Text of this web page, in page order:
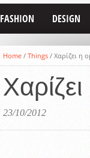
FASHION DESIGN
Home / Things / Χαρίζει η
23/10/2012